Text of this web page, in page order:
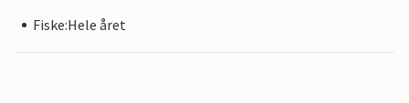
Fiske:Hele året